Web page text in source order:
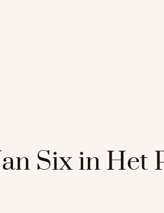
Six in Het